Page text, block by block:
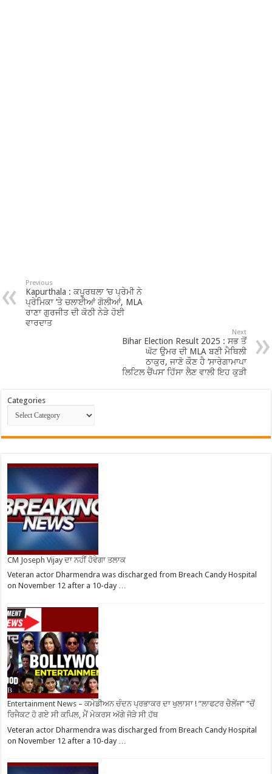
Previous
Kapurthala : ਕਪੂਰਥਲਾ ‘ਚ ਪ੍ਰੇਮੀ ਨੇ
ਪ੍ਰੇਮਿਕਾ ‘ਤੇ ਚਲਾਈਆਂ ਗੋਲੀਆਂ, MLA
ਰਾਣਾ ਗੁਰਜੀਤ ਦੀ ਕੋਠੀ ਨੇੜੇ ਹੋਈ
ਵਾਰਦਾਤ
Next
Bihar Election Result 2025 : ਸਭ ਤੋਂ
ਘੱਟ ਉਮਰ ਦੀ MLA ਬਣੀ ਮੈਥਿਲੀ
ਠਾਕੁਰ, ਜਾਣੋ ਕੌਣ ਹੈ ‘ਸਾਰੇਗਾਮਾਪਾ
ਲਿਟਿਲ ਚੈਂਪਸ’ ਹਿੱਸਾ ਲੈਣ ਵਾਲੀ ਇਹ ਕੁੜੀ
Categories
CM Joseph Vijay ਦਾ ਨਹੀਂ ਹੋਵੇਗਾ ਤਲਾਕ
Veteran actor Dharmendra was discharged from Breach Candy Hospital
on November 12 after a 10-day …
Entertainment News – ਕਮੇਡੀਅਨ ਚੰਦਨ ਪ੍ਰਭਾਕਰ ਦਾ ਖੁਲਾਸਾ ! ”ਲਾਫਟਰ ਚੈਲੇਂਜ” ”ਚੋਂ
ਰਿਜੈਕਟ ਹੋ ਗਏ ਸੀ ਕਪਿਲ, ਮੈਂ ਮੇਕਰਸ ਅੱਗੇ ਜੋੜੇ ਸੀ ਹੱਥ
Veteran actor Dharmendra was discharged from Breach Candy Hospital
on November 12 after a 10-day …